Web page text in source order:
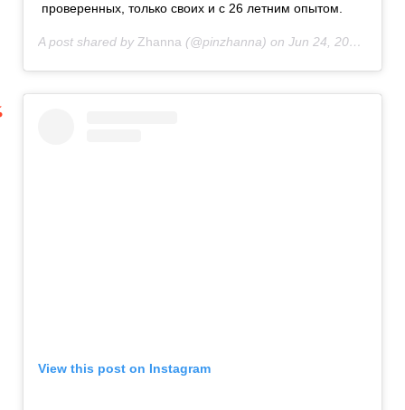
проверенных, только своих и с 26 летним опытом.
A post shared by Zhanna (@pinzhanna) on Jun 24, 2020 at 11:44pm PDT
View this post on Instagram